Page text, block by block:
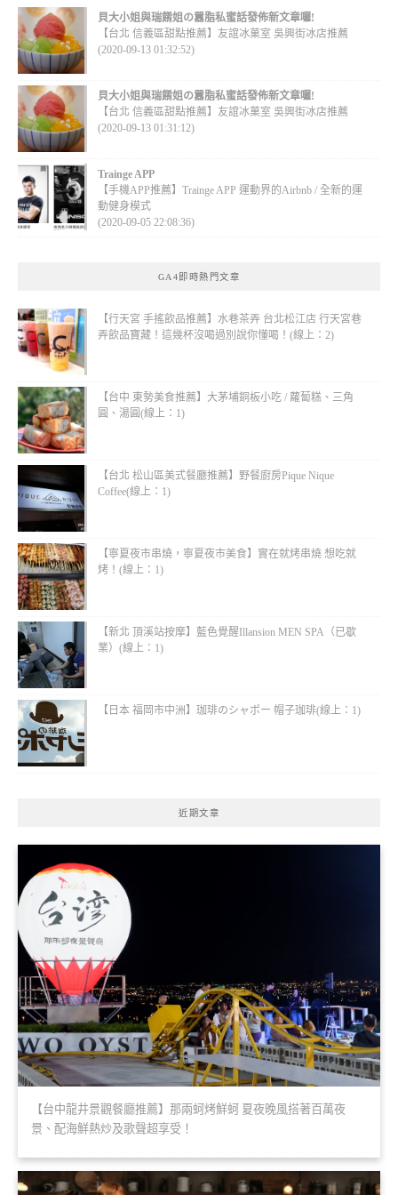
貝大小姐與瑞餚姐の囂脂私蜜話發佈新文章囉!
【台北 信義區甜點推薦】友誼冰菓室 吳興街冰店推薦
(2020-09-13 01:32:52)
貝大小姐與瑞餚姐の囂脂私蜜話發佈新文章囉!
【台北 信義區甜點推薦】友誼冰菓室 吳興街冰店推薦
(2020-09-13 01:31:12)
Trainge APP
【手機APP推薦】Trainge APP 運動界的Airbnb / 全新的運
動健身模式
(2020-09-05 22:08:36)
GA4即時熱門文章
【行天宮 手搖飲品推薦】水巷茶弄 台北松江店 行天宮巷
弄飲品寶藏！這幾杯沒喝過別說你懂喝！(線上：2)
【台中 東勢美食推薦】大茅埔銅板小吃 / 蘿蔔糕、三角
圓、湯圓(線上：1)
【台北 松山區美式餐廳推薦】野餐廚房Pique Nique
Coffee(線上：1)
【寧夏夜市串燒，寧夏夜市美食】實在就烤串燒 想吃就
烤！(線上：1)
【新北 頂溪站按摩】藍色覺醒Illansion MEN SPA（已歇
業）(線上：1)
【日本 福岡市中洲】珈琲のシャポー 帽子珈琲(線上：1)
近期文章
【台中龍井景觀餐廳推薦】那兩蚵烤鮮蚵 夏夜晚風搭著百萬夜
景、配海鮮熱炒及歌聲超享受！